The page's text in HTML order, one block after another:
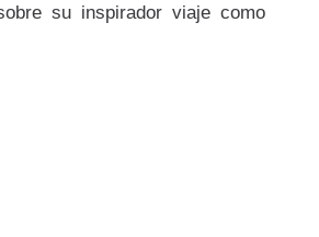
su inspirador viaje como